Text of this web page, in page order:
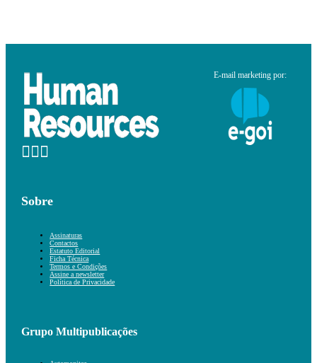
E-mail marketing por:
Sobre
Assinaturas
Contactos
Estatuto Editorial
Ficha Técnica
Termos e Condições
Assine a newsletter
Política de Privacidade
Grupo Multipublicações